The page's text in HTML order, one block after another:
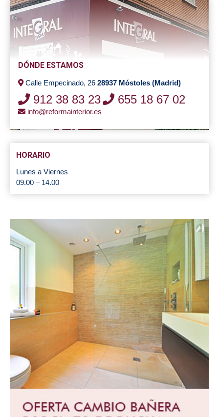
DÓNDE ESTAMOS
Calle Empecinado, 26 28937 Móstoles (Madrid)
912 38 83 23 655 18 67 02
info@reformainterior.es
HORARIO
Lunes a Viernes
09.00 – 14.00